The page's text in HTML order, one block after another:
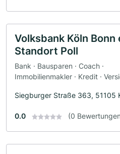
Volksbank Köln Bonn
Standort Poll
Bank · Bausparen · Coach ·
Immobilienmakler · Kredit ·
Siegburger Straße 363, 51105
0.0 (0